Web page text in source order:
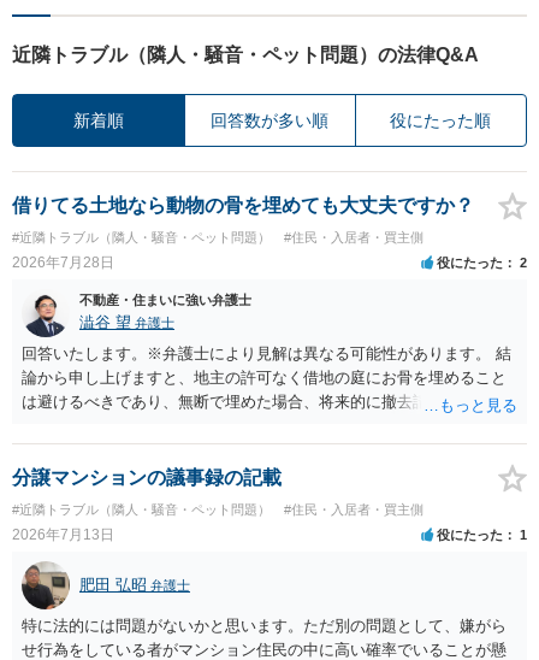
近隣トラブル（隣人・騒音・ペット問題）の法律Q&A
新着順 回答数が多い順 役にたった順
借りてる土地なら動物の骨を埋めても大丈夫ですか？
#近隣トラブル（隣人・騒音・ペット問題） #住民・入居者・買主側
2026年7月28日 役にたった 2
不動産・住まいに強い弁護士
澁谷 望 弁護士
回答いたします。※弁護士により見解は異なる可能性があります。 結
論から申し上げますと、地主の許可なく借地の庭にお骨を埋めること
は避けるべきであり、無断で埋めた場合、将来的に撤去請求や退去時
上、自分のペットの遺骨を埋める行為自体は墓地埋葬法違反や不法投
棄には該当しないため、犯罪になるわけではありません。しかし、建
物の所有者は質問者様であっても、土地の所有権はあくまで地主にあ
ります。そのため、地主に無断でお骨を埋める行為は、他人の所有権
を侵害する行為や、借地人としての善管注意義務違反とみなされる可
能性が高いのが私見です。 どうしてもお近くで供養されたい場合は、
事前に地主へ相談して許可を得るか、土地に直接埋めずに大きめの鉢
植え等で供養する「プランター葬」や、ペット霊園等への納骨を検討
されるのが確実かと思います。
分譲マンションの議事録の記載
#近隣トラブル（隣人・騒音・ペット問題） #住民・入居者・買主側
2026年7月13日 役にたった 1
肥田 弘昭 弁護士
特に法的には問題がないかと思います。ただ別の問題として、嫌がら
せ行為をしている者がマンション住民の中に高い確率でいることが懸